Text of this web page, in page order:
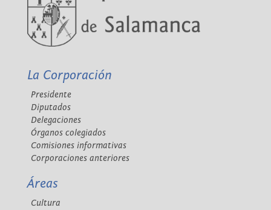
La Corporación
Presidente
Diputados
Delegaciones
Órganos colegiados
Comisiones informativas
Corporaciones anteriores
Áreas
Cultura